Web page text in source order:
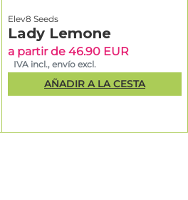
Elev8 Seeds
Lady Lemone
a partir de 46.90 EUR
IVA incl., envío excl.
AÑADIR A LA CESTA